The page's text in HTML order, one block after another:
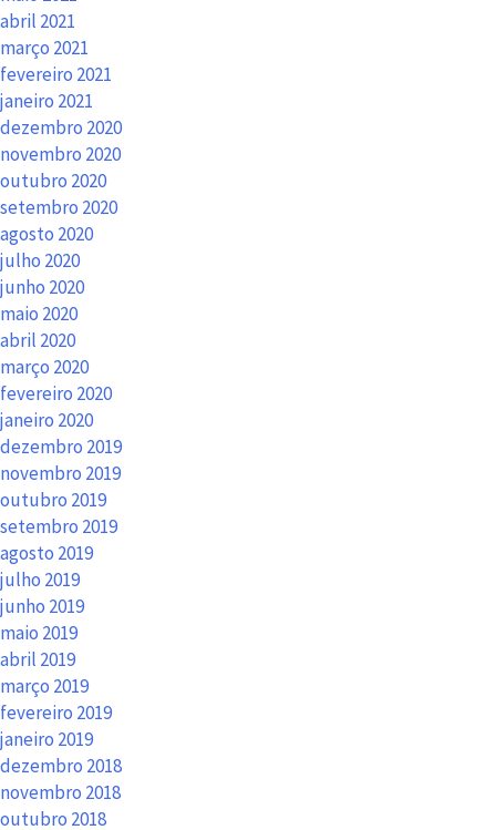
abril 2021
março 2021
fevereiro 2021
janeiro 2021
dezembro 2020
novembro 2020
outubro 2020
setembro 2020
agosto 2020
julho 2020
junho 2020
maio 2020
abril 2020
março 2020
fevereiro 2020
janeiro 2020
dezembro 2019
novembro 2019
outubro 2019
setembro 2019
agosto 2019
julho 2019
junho 2019
maio 2019
abril 2019
março 2019
fevereiro 2019
janeiro 2019
dezembro 2018
novembro 2018
outubro 2018